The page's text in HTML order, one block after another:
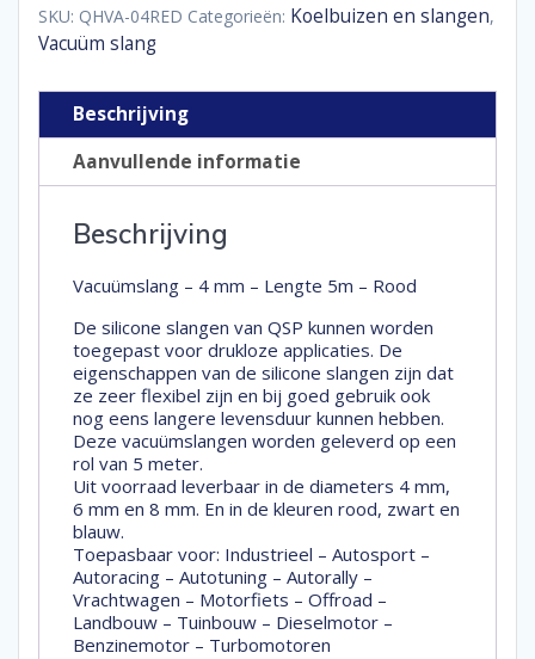
-
Lengte
-
Rood
aantal
SKU: QHVA-04RED Categorieën: Koelbuizen en slangen,
Vacuüm slang
Beschrijving
Aanvullende informatie
Beschrijving
Vacuümslang – 4 mm – Lengte 5m – Rood
De silicone slangen van QSP kunnen worden
toegepast voor drukloze applicaties. De
eigenschappen van de silicone slangen zijn dat
ze zeer flexibel zijn en bij goed gebruik ook
nog eens langere levensduur kunnen hebben.
Deze vacuümslangen worden geleverd op een
rol van 5 meter.
Uit voorraad leverbaar in de diameters 4 mm,
6 mm en 8 mm. En in de kleuren rood, zwart en
blauw.
Toepasbaar voor: Industrieel – Autosport –
Autoracing – Autotuning – Autorally –
Vrachtwagen – Motorfiets – Offroad –
Landbouw – Tuinbouw – Dieselmotor –
Benzinemotor – Turbomotoren